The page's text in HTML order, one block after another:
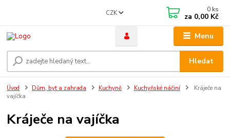
Menu
CZK
Hledat
0 ks
za 0,00 Kč
Úvod Dům, byt a zahrada Kuchyně Kuchyňské náčiní
Kráječe na
vajíčka
Kráječe na vajíčka